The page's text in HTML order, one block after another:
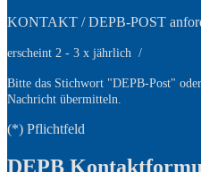
KONTAKT / DEPB-POST
erscheint 2 - 3 x jährlich /
Bitte das Stichwort "DEPB-Post"
Nachricht übermitteln.
(*) Pflichtfeld
DEPB